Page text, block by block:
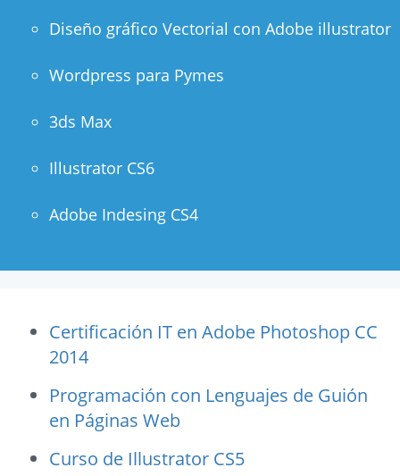
Diseño gráfico Vectorial con Adobe illustrator
Wordpress para Pymes
3ds Max
Illustrator CS6
Adobe Indesing CS4
Certificación IT en Adobe Photoshop CC
2014
Programación con Lenguajes de Guión
en Páginas Web
Curso de Illustrator CS5